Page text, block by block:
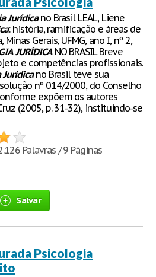
Jurídicano Brasil LEAL, Liene
: história, ramificação e áreas de
Gerais, UFMG, ano I, nº 2,
JURÍDICANO BRASIL Breve
e competências profissionais.
Jurídicano Brasil teve sua
nº 014/2000, do Conselho
expõem os autores
(2005, p. 31-32), instituindo-se
Palavras / 9 Páginas
Salvar
Psicologia